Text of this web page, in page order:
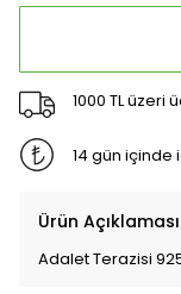
1000 TL üzeri
14 gün
Ürün Açıklaması
Adalet Terazisi